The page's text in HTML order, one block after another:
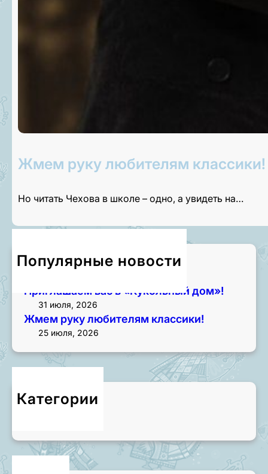
Жмем руку любителям классики!
Но читать Чехова в школе – одно, а увидеть на…
Популярные новости
Приглашаем на экскурсии!
Приглашаем вас в «Кукольный дом»!
31 июля, 2026
Жмем руку любителям классики!
25 июля, 2026
Категории
Новости